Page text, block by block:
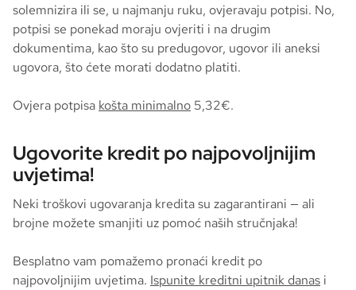
solemnizira ili se, u najmanju ruku, ovjeravaju potpisi. No,
potpisi se ponekad moraju ovjeriti i na drugim
dokumentima, kao što su predugovor, ugovor ili aneksi
ugovora, što ćete morati dodatno platiti.
Ovjera potpisa košta minimalno 5,32€.
Ugovorite kredit po najpovoljnijim
uvjetima!
Neki troškovi ugovaranja kredita su zagarantirani — ali
brojne možete smanjiti uz pomoć naših stručnjaka!
Besplatno vam pomažemo pronaći kredit po
najpovoljnijim uvjetima. Ispunite kreditni upitnik danas i